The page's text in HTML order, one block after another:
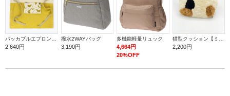
2,640円
撥水2WAYバッグ
3,190円
多機能軽量リュック
4,664円
20%OFF
2,200円